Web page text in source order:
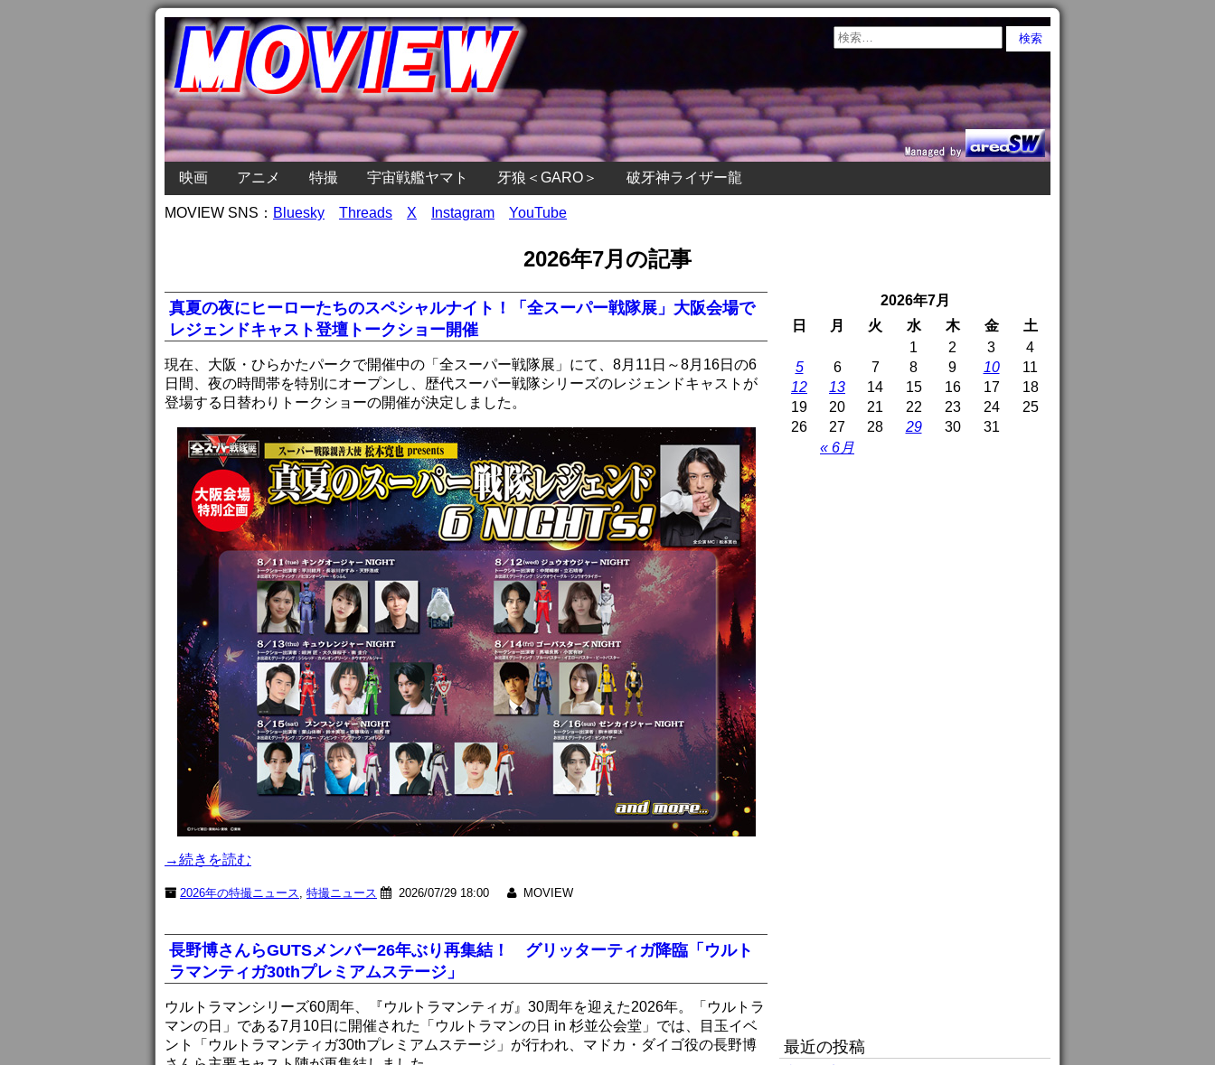
映画 アニメ 特撮 宇宙戦艦ヤマト 牙狼＜GARO＞ 破牙神ライザー龍
MOVIEW SNS： Bluesky Threads X Instagram YouTube
2026年7月の記事
真夏の夜にヒーローたちのスペシャルナイト！「全スーパー戦隊展」大阪会場で
レジェンドキャスト登壇トークショー開催
現在、大阪・ひらかたパークで開催中の「全スーパー戦隊展」にて、8月11日～8月16日の6
日間、夜の時間帯を特別にオープンし、歴代スーパー戦隊シリーズのレジェンドキャストが
登場する日替わりトークショーの開催が決定しました。
→続きを読む
2026年の特撮ニュース 特撮ニュース 2026/07/29 18:00 MOVIEW
2026年7月
日
月 火 水 木 金 土
« 6月
1 2 3
4
5
6 7 8 9 10
11
12
13 14 15 16 17
18
19
20 21 22 23 24
25
26
27 28 29 30 31
最近の投稿
長野博さんらGUTSメンバー26年ぶり再集結！ グリッターティガ降臨「ウルト
ラマンティガ30thプレミアムステージ」
ウルトラマンシリーズ60周年、『ウルトラマンティガ』30周年を迎えた2026年。「ウルトラ
マンの日」である7月10日に開催された「ウルトラマンの日 in 杉並公会堂」では、目玉イベ
ント「ウルトラマンティガ30thプレミアムステージ」が行われ、マドカ・ダイゴ役の長野博